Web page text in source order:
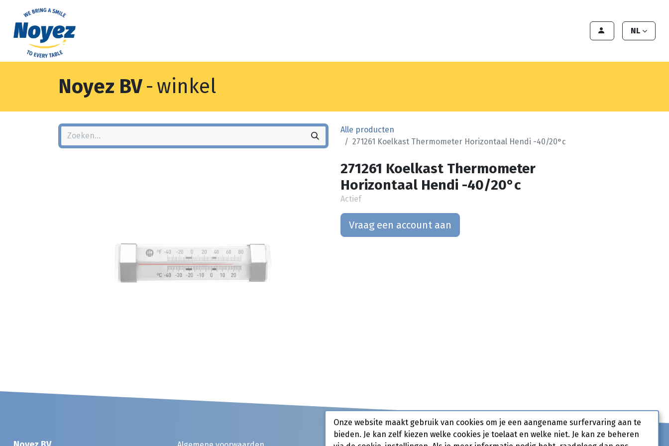
NL
Noyez BV- winkel
Alle producten
271261 Koelkast Thermometer Horizontaal Hendi -40/20°c
271261 Koelkast Thermometer
Horizontaal Hendi -40/20°c
Actief
Vraag een account aan
Onze website maakt gebruik van cookies om je een aangename surfervaring aan te
bieden. Je kan zelf kiezen welke cookies je toelaat en welke niet. Je kan ze beheren